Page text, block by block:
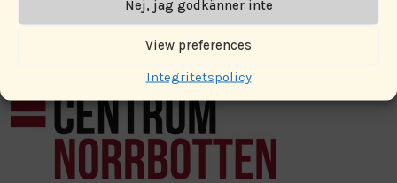
Nej, jag godkänner inte
View preferences
Integritetspolicy
med Luleå Pride och Kristna Freds.